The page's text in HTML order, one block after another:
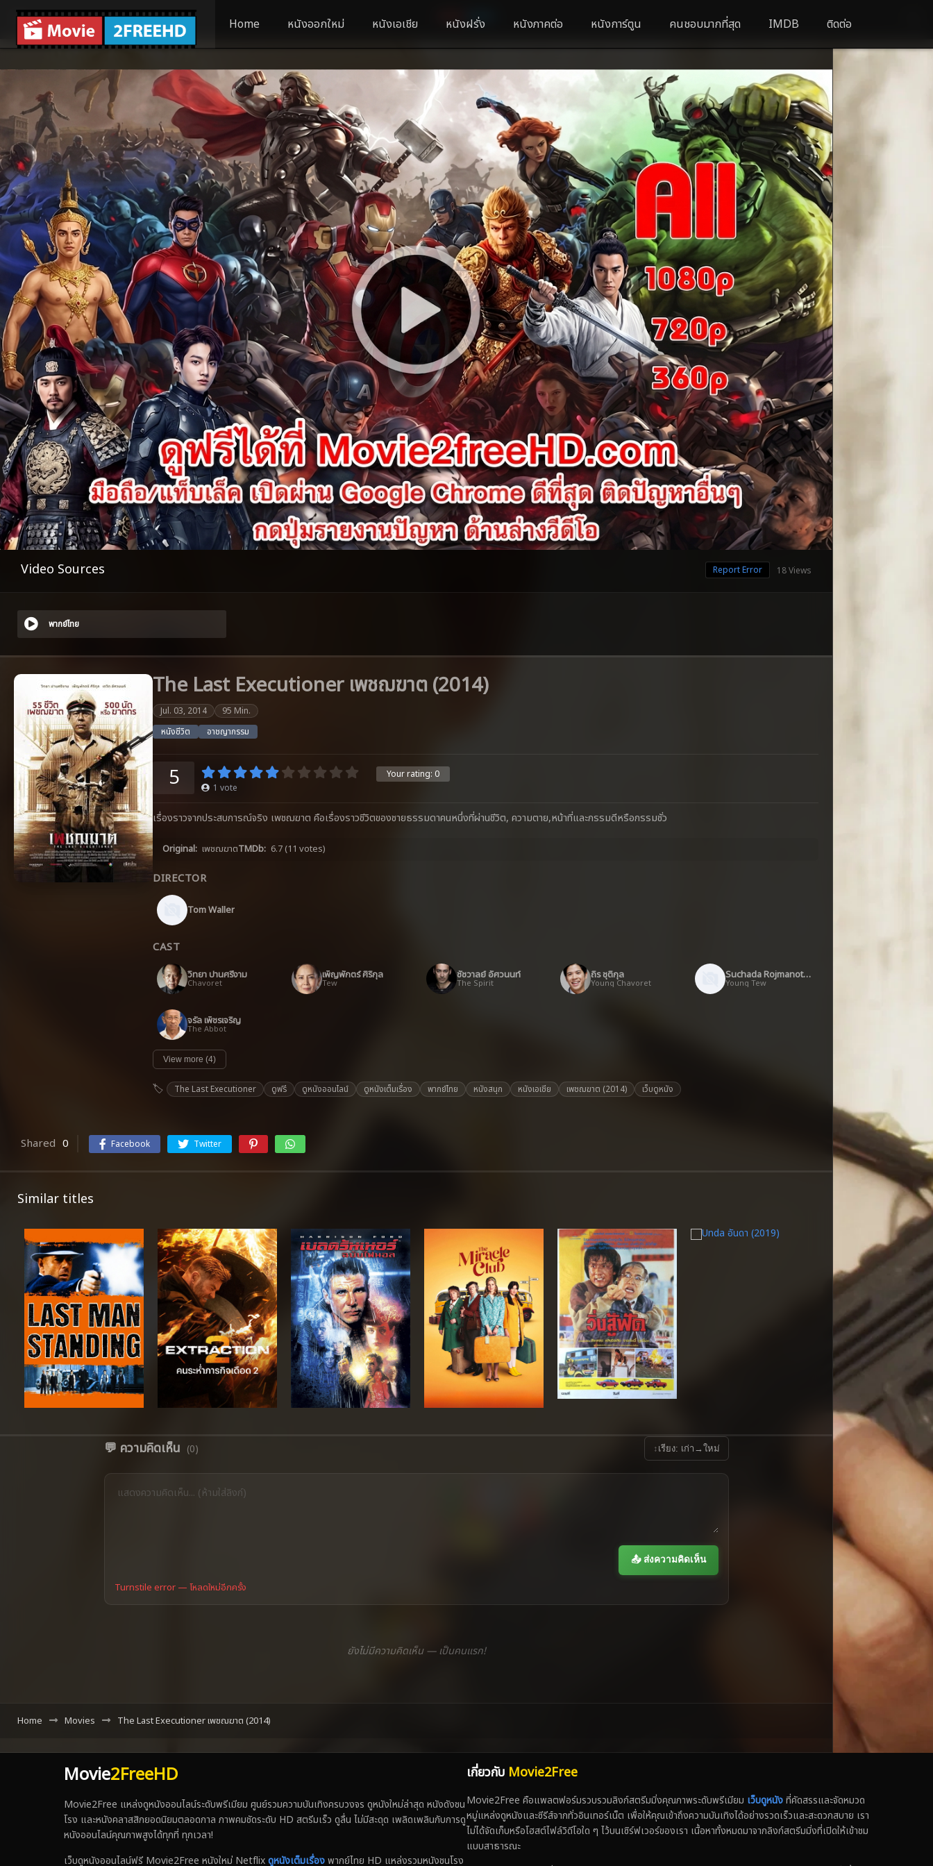
Home หนังออกใหม่ หนังเอเชีย หนังฝรั่ง หนังภาคต่อ หนังการ์ตูน คนชอบมากที่สุด IMDB ติดต่อ
Video Sources 18 Views
Report Error
พากย์ไทย
The Last Executioner เพชฌฆาต (2014)
Jul. 03, 2014
95 Min.
หนังชีวิต
อาชญากรรม
Your rating: 0
5 1 vote
เรื่องราวจากประสบการณ์จริง เพชฌฆาต คือเรื่องราวชีวิตของชายธรรมดาคนหนึ่งที่ผ่านชีวิต, ความตาย,หน้าที่และกรรมดีหรือกรรมชั่ว
Original: เพชฌฆาตTMDb: 6.7 (11 votes)
DIRECTOR
Tom Waller
CAST
วิทยา ปานศรีงาม
Chavoret
เพ็ญพักตร์ ศิริกุล
Tew
ชัชวาลย์ อัศวนนท์
The Spirit
ถิร ชุติกุล
Young Chavoret
Suchada Rojmanothum
Young Tew
จรัล เพ็ชรเจริญ
The Abbot
View more (4)
The Last Executioner ดูฟรี ดูหนังออนไลน์ ดูหนังเต็มเรื่อง พากย์ไทย หนังสนุก หนังเอเชีย เพชฌฆาต (2014) เว็บดูหนัง
Shared 0 Facebook Twitter
Similar titles
💬 ความคิดเห็น (0) ↕ เรียง: เก่า→ใหม่
📤 ส่งความคิดเห็น
Turnstile error — โหลดใหม่อีกครั้ง
ยังไม่มีความคิดเห็น — เป็นคนแรก!
Home Movies The Last Executioner เพชฌฆาต (2014)
Movie2FreeHD
Movie2Free แหล่งดูหนังออนไลน์ระดับพรีเมียม ศูนย์รวมความบันเทิงครบวงจร ดูหนังใหม่ล่าสุด หนังดังชน
โรง และหนังคลาสสิกยอดนิยมตลอดกาล ภาพคมชัดระดับ HD สตรีมเร็ว ดูลื่น ไม่มีสะดุด เพลิดเพลินกับการดู
หนังออนไลน์คุณภาพสูงได้ทุกที่ ทุกเวลา!
เว็บดูหนังออนไลน์ฟรี Movie2Free หนังใหม่ Netflixดูหนังเต็มเรื่องพากย์ไทย HD แหล่งรวมหนังชนโรง
เกี่ยวกับ Movie2Free
Movie2Free คือแพลตฟอร์มรวบรวมลิงก์สตรีมมิ่งคุณภาพระดับพรีเมียม เว็บดูหนังที่คัดสรรและจัดหมวด
หมู่แหล่งดูหนังและซีรีส์จากทั่วอินเทอร์เน็ต เพื่อให้คุณเข้าถึงความบันเทิงได้อย่างรวดเร็วและสะดวกสบาย เรา
ไม่ได้จัดเก็บหรือโฮสต์ไฟล์วิดีโอใด ๆ ไว้บนเซิร์ฟเวอร์ของเรา เนื้อหาทั้งหมดมาจากลิงก์สตรีมมิ่งที่เปิดให้เข้าชม
แบบสาธารณะ